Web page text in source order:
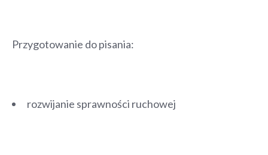
Przygotowanie do pisania:
rozwijanie sprawności ruchowej